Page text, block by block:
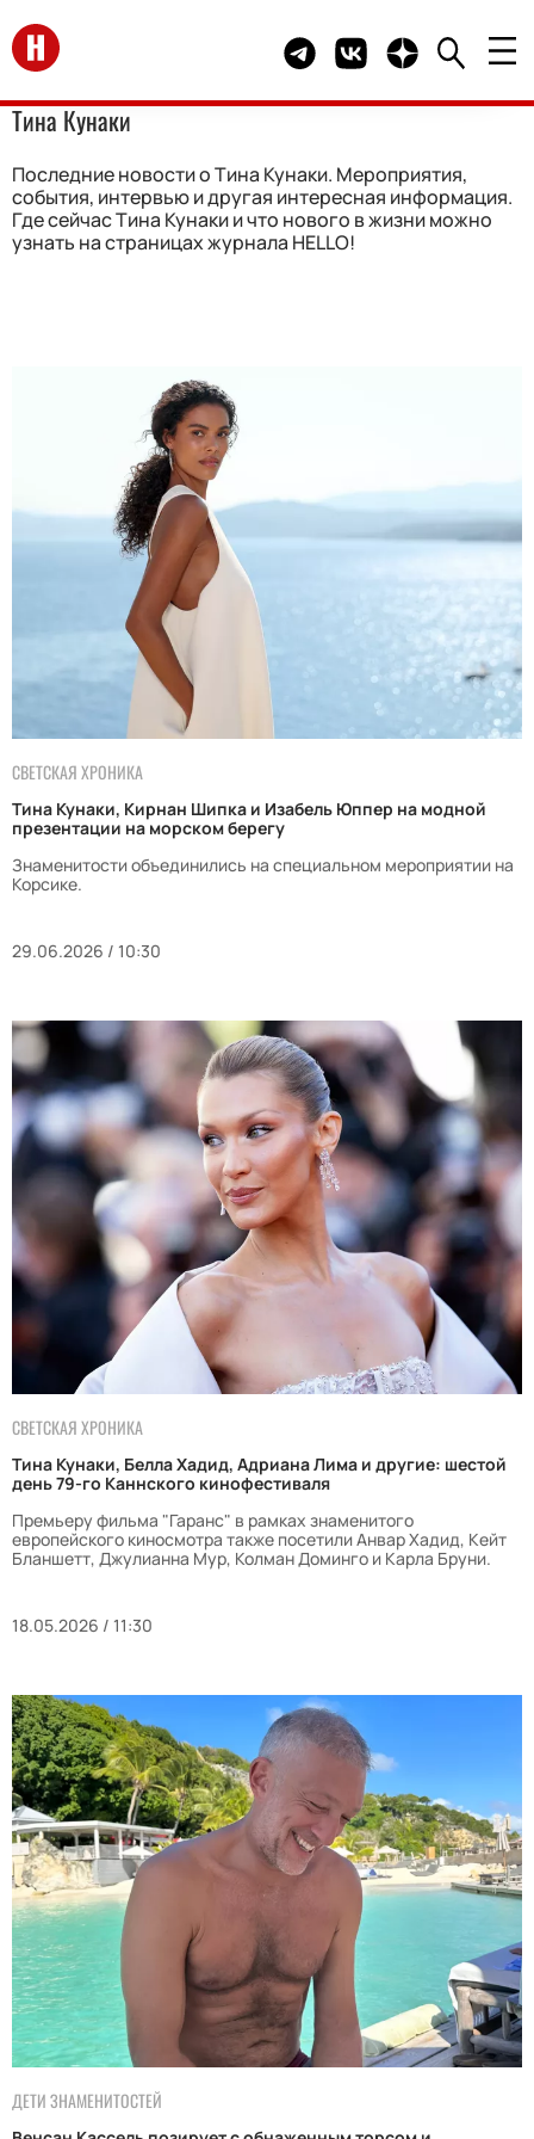
Перейти на главную Telegram канал HELLO
Группа HELLO
Канал HELLO в
Тина Кунаки
Последние новости о Тина Кунаки. Мероприятия,
события, интервью и другая интересная информация.
Где сейчас Тина Кунаки и что нового в жизни можно
узнать на страницах журнала HELLO!
СВЕТСКАЯ ХРОНИКА
Тина Кунаки, Кирнан Шипка и Изабель Юппер на модной
презентации на морском берегу
Знаменитости объединились на специальном мероприятии на
Корсике.
29.06.2026 / 10:30
СВЕТСКАЯ ХРОНИКА
Тина Кунаки, Белла Хадид, Адриана Лима и другие: шестой
день 79-го Каннского кинофестиваля
Премьеру фильма "Гаранс" в рамках знаменитого
европейского киносмотра также посетили Анвар Хадид, Кейт
Бланшетт, Джулианна Мур, Колман Доминго и Карла Бруни.
18.05.2026 / 11:30
ДЕТИ ЗНАМЕНИТОСТЕЙ